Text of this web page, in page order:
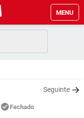
MENU
Seguinte
Fechado